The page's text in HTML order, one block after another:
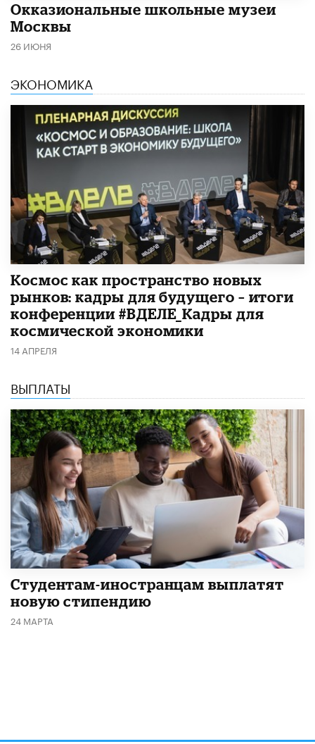
​Окказиональные школьные музеи
Москвы
26 ИЮНЯ
ЭКОНОМИКА
Космос как пространство новых
рынков: кадры для будущего – итоги
конференции #ВДЕЛЕ_Кадры для
космической экономики
14 АПРЕЛЯ
ВЫПЛАТЫ
Студентам-иностранцам выплатят
новую стипендию
24 МАРТА